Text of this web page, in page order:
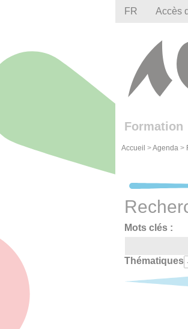
FR Accès
Formation
Accueil >Agenda >
Mots clés :
Thématiques